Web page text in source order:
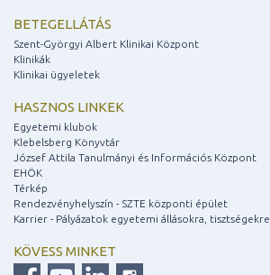
BETEGELLÁTÁS
Szent-Györgyi Albert Klinikai Központ
Klinikák
Klinikai ügyeletek
HASZNOS LINKEK
Egyetemi klubok
Klebelsberg Könyvtár
József Attila Tanulmányi és Információs Központ
EHÖK
Térkép
Rendezvényhelyszín - SZTE központi épület
Karrier - Pályázatok egyetemi állásokra, tisztségekre
KÖVESS MINKET